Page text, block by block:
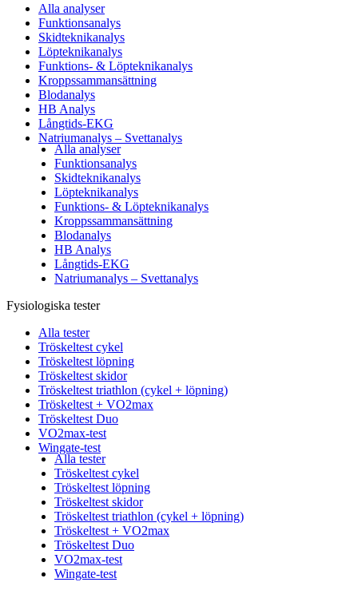
Alla analyser
Funktionsanalys
Skidteknikanalys
Löpteknikanalys
Funktions- & Löpteknikanalys
Kroppssammansättning
Blodanalys
HB Analys
Långtids-EKG
Natriumanalys – Svettanalys
Alla analyser
Funktionsanalys
Skidteknikanalys
Löpteknikanalys
Funktions- & Löpteknikanalys
Kroppssammansättning
Blodanalys
HB Analys
Långtids-EKG
Natriumanalys – Svettanalys
Fysiologiska tester
Alla tester
Tröskeltest cykel
Tröskeltest löpning
Tröskeltest skidor
Tröskeltest triathlon (cykel + löpning)
Tröskeltest + VO2max
Tröskeltest Duo
VO2max-test
Wingate-test
Alla tester
Tröskeltest cykel
Tröskeltest löpning
Tröskeltest skidor
Tröskeltest triathlon (cykel + löpning)
Tröskeltest + VO2max
Tröskeltest Duo
VO2max-test
Wingate-test